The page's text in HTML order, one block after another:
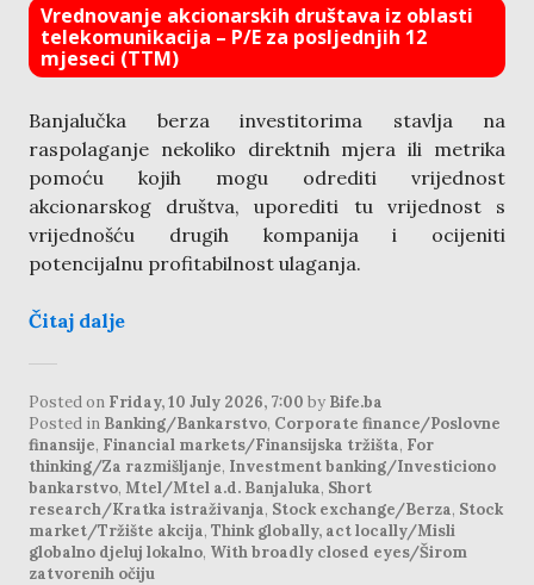
Vrednovanje akcionarskih društava iz oblasti
telekomunikacija – P/E za posljednjih 12
mjeseci (TTM)
Banjalučka berza investitorima stavlja na
raspolaganje nekoliko direktnih mjera ili metrika
pomoću kojih mogu odrediti vrijednost
akcionarskog društva, uporediti tu vrijednost s
vrijednošću drugih kompanija i ocijeniti
potencijalnu profitabilnost ulaganja.
Čitaj dalje
Posted on Friday, 10 July 2026, 7:00 by Bife.ba
Posted in Banking/Bankarstvo, Corporate finance/Poslovne
finansije, Financial markets/Finansijska tržišta, For
thinking/Za razmišljanje, Investment banking/Investiciono
bankarstvo, Mtel/Mtel a.d. Banjaluka, Short
research/Kratka istraživanja, Stock exchange/Berza, Stock
market/Tržište akcija, Think globally, act locally/Misli
globalno djeluj lokalno, With broadly closed eyes/Širom
zatvorenih očiju